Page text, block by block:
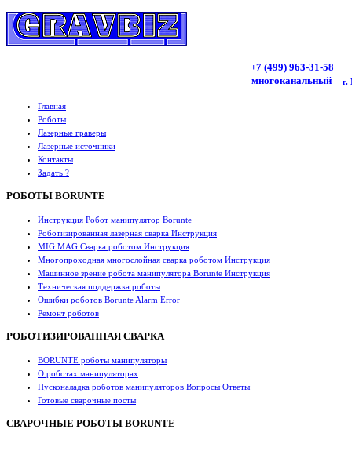
+7 (499) 963-31-58
многоканальный
г.
Главная
Роботы
Лазерные граверы
Лазерные источники
Контакты
Задать ?
РОБОТЫ BORUNTE
Инструкция Робот манипулятор Borunte
Роботизированная лазерная сварка Инструкция
MIG MAG Сварка роботом Инструкция
Многопроходная многослойная сварка роботом Инструкция
Машинное зрение робота манипулятора Borunte Инструкция
Техническая поддержка роботы
Ошибки роботов Borunte Alarm Error
Ремонт роботов
РОБОТИЗИРОВАННАЯ СВАРКА
BORUNTE роботы манипуляторы
О роботах манипуляторах
Пусконаладка роботов манипуляторов Вопросы Ответы
Готовые сварочные посты
СВАРОЧНЫЕ РОБОТЫ BORUNTE